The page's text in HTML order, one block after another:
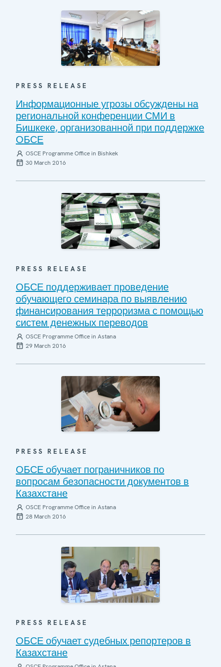
PRESS RELEASE
Информационные угрозы обсуждены на
региональной конференции СМИ в
Бишкеке, организованной при поддержке
ОБСЕ
OSCE Programme Office in Bishkek
30 March 2016
PRESS RELEASE
ОБСЕ поддерживает проведение
обучающего семинара по выявлению
финансирования терроризма с помощью
систем денежных переводов
OSCE Programme Office in Astana
29 March 2016
PRESS RELEASE
ОБСЕ обучает пограничников по
вопросам безопасности документов в
Казахстане
OSCE Programme Office in Astana
28 March 2016
PRESS RELEASE
ОБСЕ обучает судебных репортеров в
Казахстане